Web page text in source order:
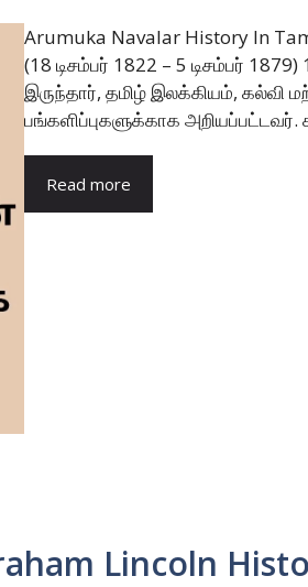
Arumuka Navalar History In
(18 டிசம்பர் 1822 – 5 டிசம்பர்
இருந்தார், தமிழ் இலக்கியம், கல்வி
பங்களிப்புகளுக்காக அறியப்பட்டவர்.
Read more
Lincoln